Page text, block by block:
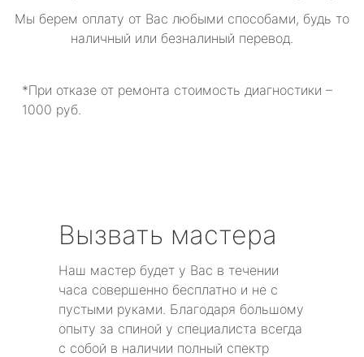
Мы берем оплату от Вас любыми способами, будь то
наличный или безналиный перевод.
*При отказе от ремонта стоимость диагностики –
1000 руб.
Вызвать мастера
Наш мастер будет у Вас в течении
часа совершенно бесплатно и не с
пустыми руками. Благодаря большому
опыту за спиной у специалиста всегда
с собой в наличии полный спектр